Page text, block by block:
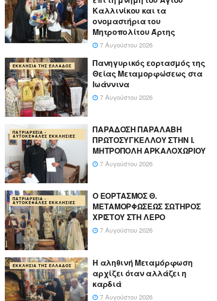
Καλλινίκου και τα
ονομαστήρια του
Μητροπολίτου Άρτης
7 Αυγούστου 2026
ΕΚΚΛΗΣΊΑ ΤΗΣ ΕΛΛΆΔΟΣ
Πανηγυρικός εορτασμός της
Θείας Μεταμορφώσεως στα
Ιωάννινα
7 Αυγούστου 2026
ΠΑΤΡΙΑΡΧΕΊΑ -
ΑΥΤΟΚΈΦΑΛΕΣ ΕΚΚΛΗΣΊΕΣ
ΠΑΡΑΔΟΣΗ ΠΑΡΑΛΑΒΗ
ΠΡΩΤΟΣΥΓΚΕΛΛΟΥ ΣΤΗΝ Ι.
ΜΗΤΡΟΠΟΛΗ ΑΡΚΑΛΟΧΩΡΙΟΥ
7 Αυγούστου 2026
ΠΑΤΡΙΑΡΧΕΊΑ -
ΑΥΤΟΚΈΦΑΛΕΣ ΕΚΚΛΗΣΊΕΣ
Ο ΕΟΡΤΑΣΜΟΣ Θ.
ΜΕΤΑΜΟΡΦΩΣΕΩΣ ΣΩΤΗΡΟΣ
ΧΡΙΣΤΟΥ ΣΤΗ ΛΕΡΟ
7 Αυγούστου 2026
ΕΚΚΛΗΣΊΑ ΤΗΣ ΕΛΛΆΔΟΣ
Η αληθινή Μεταμόρφωση
αρχίζει όταν αλλάζει η
καρδιά
7 Αυγούστου 2026